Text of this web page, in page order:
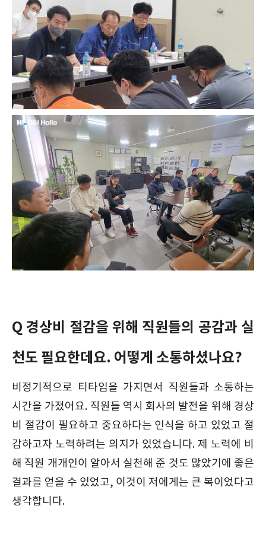
Q 경상비 절감을 위해 직원들의 공감과 실
천도 필요한데요. 어떻게 소통하셨나요?
비정기적으로 티타임을 가지면서 직원들과 소통하는
시간을 가졌어요. 직원들 역시 회사의 발전을 위해 경상
비 절감이 필요하고 중요하다는 인식을 하고 있었고 절
감하고자 노력하려는 의지가 있었습니다. 제 노력에 비
해 직원 개개인이 알아서 실천해 준 것도 많았기에 좋은
결과를 얻을 수 있었고, 이것이 저에게는 큰 복이었다고
생각합니다.